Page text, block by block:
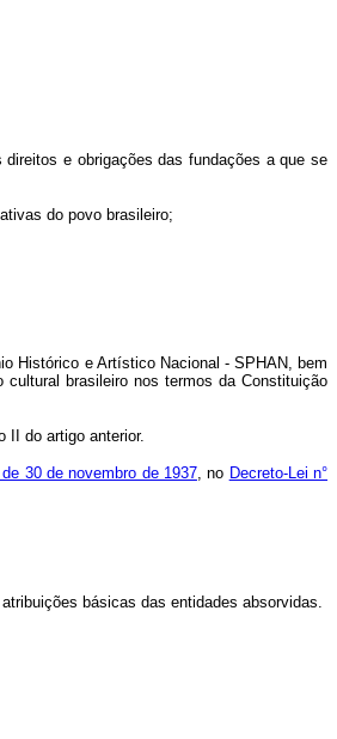
e obrigações das fundações a que se
do povo brasileiro;
Histórico e Artístico Nacional - SPHAN, bem
brasileiro nos termos da Constituição
II do artigo anterior.
30 de novembro de 1937, no Decreto-Lei n°
básicas das entidades absorvidas.